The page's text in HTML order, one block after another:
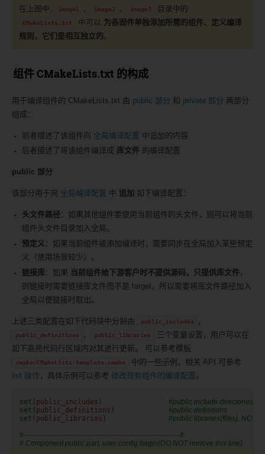
在上图中, image1 ， image2 ， image3 目录中的
CMakeLists.txt 中可以 为各固件单独添加所需的组件、定义编译
规则，它们是相互独立的 。
组件 CMakeLists.txt 的构成
用于编译组件的 CMakeLists.txt 由 public 部分 和 private 部分 两部分
组成：
前者描述了该组件向 全局编译配置 中追加的内容
后者描述了将该组件编译成 库文件 的编译配置
public 部分
该部分用于向 全局编译配置 中 追加 如下编译配置：
头文件路径 ：如果其他组件要使用当前组件的头文件，则可以将当前
组件头文件目录加入全局。
预定义 ：如果当前组件被添加编译时，需要同步在全局加入某些预定
义（使用场景较少）。
链接库 ：如果 当前组件给下游客户时不提供源码，只提供库文件 ，
则链接时需要链接库文件而不是 target，所以需要将库文件路径加入
全局以便链接时取出。
上述三类配置在如下代码块中分别由 public_includes ，
public_definitions ， public_libraries
三个变量设置，用户可以在
如下高亮代码行区域内对其进行更新。 可以参考模板
cmake/CMakeLists-template.cmake
中的一些示例，相关 API 可参考
list 操作 ，具体示例可以参考 修改现有组件的编译配置。
set ( public_includes )
#public include directories,
set ( public_definitions )
#public definitions
set ( public_libraries )
#public libraries(files),
#------------------------------------------------------------------#
# Component public part, user config begin(DO NOT remove this line)